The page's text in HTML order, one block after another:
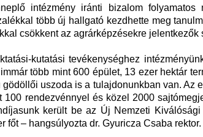
intézmény iránti bizalom folyamatos
több új hallgató kezdhette meg
csökkent az agrárképzésekre jelentkezők
kutatási tevékenységhez
több mint 600 épület, 13 ezer hektár
uszoda is a tulajdonunkban van. Az
100 rendezvénnyel és közel 2000
került be az Új Nemzeti
főt – hangsúlyozta dr. Gyuricza Csaba rektor.